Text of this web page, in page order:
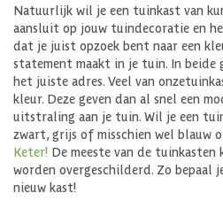
Natuurlijk wil je een tuinkast van
aansluit op jouw tuindecoratie en
dat je juist opzoek bent naar een
statement maakt in je tuin. In beide
het juiste adres. Veel van
kleur. Deze geven dan al snel een
uitstraling aan je tuin. Wil je een
zwart, grijs of misschien wel blauw
Keter! De meeste van de tuinkasten
worden overgeschilderd. Zo bepaal
nieuw kast!